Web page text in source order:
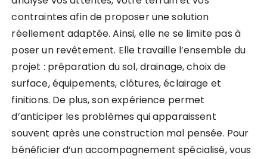
contraintes afin de proposer une solution
réellement adaptée. Ainsi, elle ne se limite pas à
poser un revêtement. Elle travaille l’ensemble du
projet : préparation du sol, drainage, choix de
surface, équipements, clôtures, éclairage et
finitions. De plus, son expérience permet
d’anticiper les problèmes qui apparaissent
souvent après une construction mal pensée. Pour
bénéficier d’un accompagnement spécialisé, vous